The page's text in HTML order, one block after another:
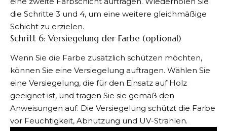
die Schritte 3 und 4, um eine weitere gleichmäßige
Schicht zu erzielen.
Schritt 6: Versiegelung der Farbe (optional)
Wenn Sie die Farbe zusätzlich schützen möchten,
können Sie eine Versiegelung auftragen. Wählen Sie
eine Versiegelung, die für den Einsatz auf Holz
geeignet ist, und tragen Sie sie gemäß den
Anweisungen auf. Die Versiegelung schützt die Farbe
vor Feuchtigkeit, Abnutzung und UV-Strahlen.